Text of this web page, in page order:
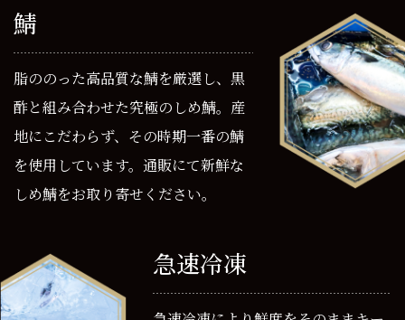
鯖
脂ののった高品質な鯖を厳選し、黒
酢と組み合わせた究極のしめ鯖。産
地にこだわらず、その時期一番の鯖
を使用しています。通販にて新鮮な
しめ鯖をお取り寄せください。
急速冷凍